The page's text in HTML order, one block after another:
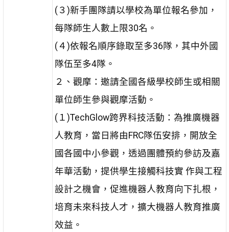
(３)新手團隊請以學校為單位報名參加，
每隊師生人數上限30名。
(４)依報名順序錄取至多36隊，其中外國
隊伍至多4隊。
２、觀摩：邀請全國各級學校師生或相關
單位師生參與觀摩活動。
(１)TechGlow跨界科技活動：為推廣機器
人教育，當日將由FRC隊伍安排，開放全
國各國中小參觀，透過團體預約參訪及嘉
年華活動，提供學生接觸科技實 作與工程
設計之機會，促進機器人教育向下扎根，
培育未來科技人才，擴大機器人教育推廣
效益。